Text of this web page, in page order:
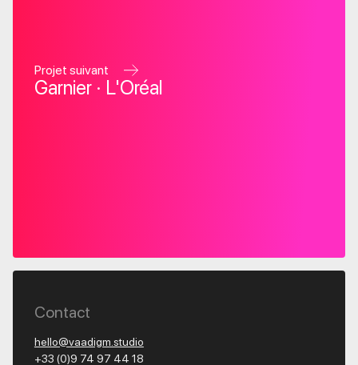
Projet suivant
Garnier · L'Oréal
Contact
hello@vaadigm.studio
+33 (0)9 74 97 44 18